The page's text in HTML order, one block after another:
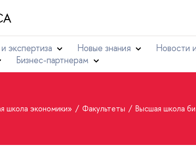
экспертиза Новые знания
Новости
Бизнес-партнерам
школа экономики» Факультеты Высшая школа